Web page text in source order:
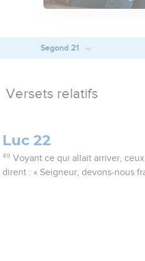
Segond 21
Versets relatifs
Luc 22
49 Voyant ce qui allait arriver,
dirent : « Seigneur, devons-nous